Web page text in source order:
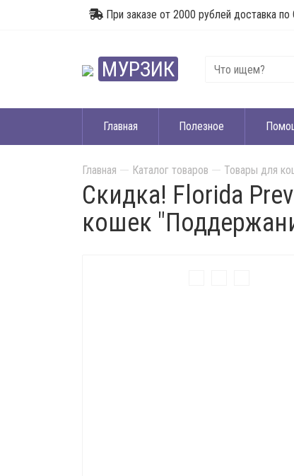
При заказе от 2000 рублей доставка по
МУРЗИК
Главная Полезное
Главная Каталог товаров Товары для
Скидка! Florida
кошек